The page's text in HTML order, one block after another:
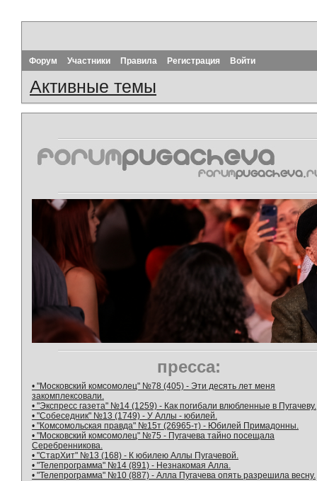
Форум Участники Правила Регистрация Войти
Активные темы
пресса:
• "Московский комсомолец" №78 (405) - Эти десять лет меня
закомплексовали.
• "Экспресс газета" №14 (1259) - Как погибали влюбленные в Пугачеву.
• "Собеседник" №13 (1749) - У Аллы - юбилей.
• "Комсомольская правда" №15т (26965-т) - Юбилей Примадонны.
• "Московский комсомолец" №75 - Пугачева тайно посещала
Серебренникова.
• "СтарХит" №13 (168) - К юбилею Аллы Пугачевой.
• "Телепрограмма" №14 (891) - Незнакомая Алла.
• "Телепрограмма" №10 (887) - Алла Пугачева опять разрешила весну.